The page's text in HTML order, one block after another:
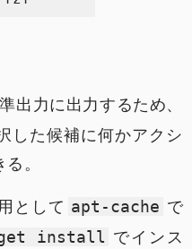
出力に出力するため、
した候補に何かアクシ
。
として apt-cache で
install でインス